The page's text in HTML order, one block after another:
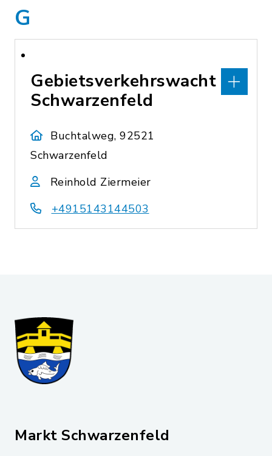
G
Gebietsverkehrswacht
Schwarzenfeld
Buchtalweg, 92521
Schwarzenfeld
Reinhold Ziermeier
+4915143144503
Markt Schwarzenfeld